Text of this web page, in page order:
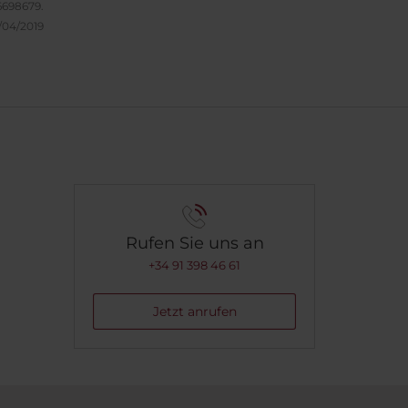
04/2019
Rufen Sie uns an
+34 91 398 46 61
Jetzt anrufen